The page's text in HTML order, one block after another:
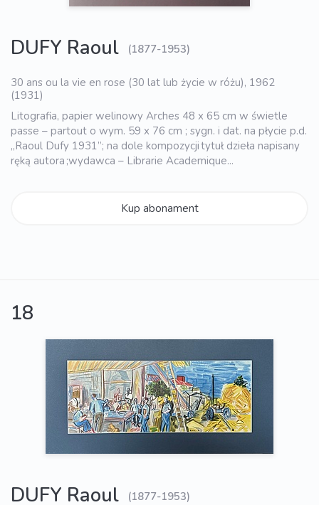
DUFY Raoul (1877-1953)
30 ans ou la vie en rose (30 lat lub życie w różu), 1962
(1931)
Litografia, papier welinowy Arches 48 x 65 cm w świetle
passe – partout o wym. 59 x 76 cm ; sygn. i dat. na płycie p.d.
„Raoul Dufy 1931”; na dole kompozycji tytuł dzieła napisany
ręką autora ;wydawca – Librarie Academique...
Kup abonament
18
DUFY Raoul (1877-1953)